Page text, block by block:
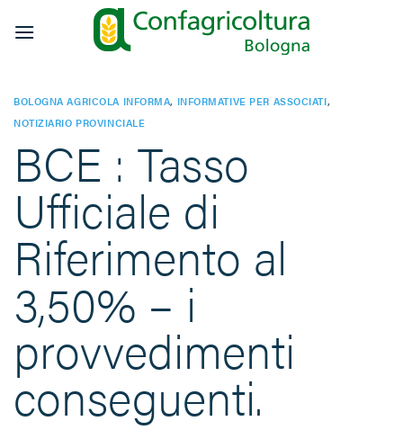
BOLOGNA AGRICOLA INFORMA, INFORMATIVE PER ASSOCIATI,
NOTIZIARIO PROVINCIALE
BCE : Tasso
Ufficiale di
Riferimento al
3,50% – i
provvedimenti
conseguenti.